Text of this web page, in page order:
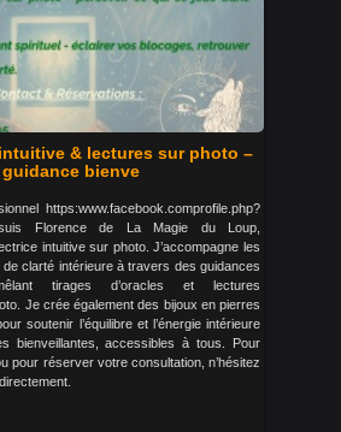
& lectures sur photo –
guidance bienve
https:www.facebook.comprofile.php?
Florence de La Magie du Loup,
intuitive sur photo. J’accompagne les
clarté intérieure à travers des guidances
tirages d’oracles et lectures
Je crée également des bijoux en pierres
soutenir l’équilibre et l’énergie intérieure
bienveillantes, accessibles à tous. Pour
pour réserver votre consultation, n’hésitez